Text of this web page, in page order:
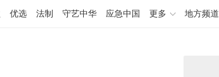
优选 法制 守艺中华 应急中国 更多 地方频道